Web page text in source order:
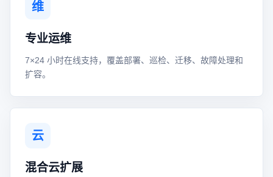
维
专业运维
7×24 小时在线支持，覆盖部署、巡检、迁移、故障处理和
扩容。
云
混合云扩展